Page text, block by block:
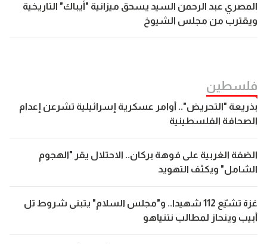
المصري عبد الرحمن السيد يسحق ميزانية "أيباك" التاريخية
ويقترب من مجلس الشيوخ
فلسطين
بذريعة "التحريض".. أوامر عسكرية إسرائيلية تشرعن إعدام
الصحافة الفلسطينية
الضفة الغربية على فوهة بركان.. الاحتلال يقر "الهجوم
الشامل" ويكثف التهويد
غزة تشيّع 112 شهيدا.. و"مجلس السلام" يتبنى شروط تل
أبيب وينحاز لمطالب نتنياهو